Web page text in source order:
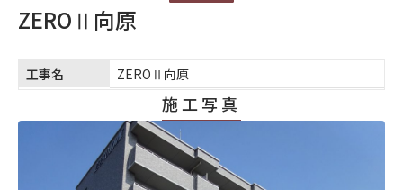
ZEROⅡ向原
工事名 ZEROⅡ向原
施工写真